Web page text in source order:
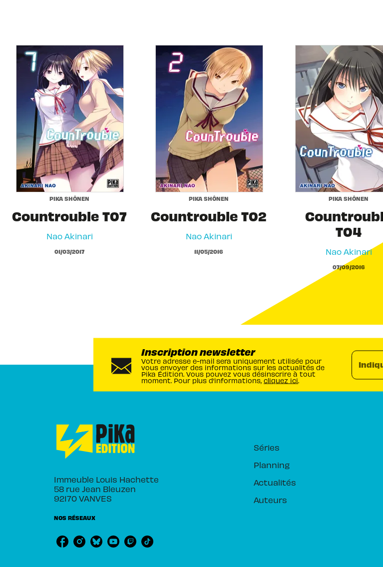
PIKA SHÔNEN
Countrouble T07
Nao Akinari
01/03/2017
PIKA SHÔNEN
Countrouble T02
Nao Akinari
11/05/2016
PIKA SHÔNEN
T04
Nao Akinari
07/09/2016
Inscription newsletter
Votre adresse e-mail sera uniquement utilisée pour
vous envoyer des informations sur les actualités de
Pika Édition. Vous pouvez vous désinscrire à tout
moment. Pour plus d’informations, cliquez ici.
Immeuble Louis Hachette
58 rue Jean Bleuzen
92170 VANVES
NOS RÉSEAUX
Séries
Planning
Actualités
Auteurs